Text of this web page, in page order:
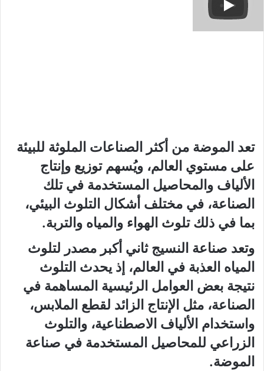
ن
ي
ا
تعد الموضة من أكثر الصناعات الملوثة للبيئة
على مستوي العالم، ويُسهم توزيع وإنتاج
الألياف والمحاصيل المستخدمة فيتلك
الصناعة، في مختلف أشكال التلوث البيئي،
بما في ذلك تلوث الهواء والمياه والتربة.
وتعد صناعة النسيج ثاني أكبر مصدر لتلوث
المياه العذبة في العالم، إذ يحدث التلوث
نتيجة بعض العوامل الرئيسية المساهمة في
الصناعة، مثل الإنتاج الزائد لقطع الملابس،
واستخدام الألياف الاصطناعية، والتلوث
الزراعي للمحاصيل المستخدمة في صناعة
الموضة.